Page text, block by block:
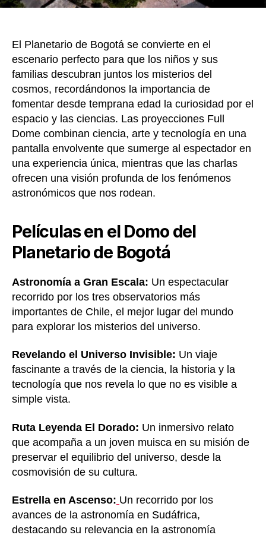
El Planetario de Bogotá se convierte en el
escenario perfecto para que los niños y sus
familias descubran juntos los misterios del
cosmos, recordándonos la importancia de
fomentar desde temprana edad la curiosidad por el
espacio y las ciencias. Las proyecciones Full
Dome combinan ciencia, arte y tecnología en una
pantalla envolvente que sumerge al espectador en
una experiencia única, mientras que las charlas
ofrecen una visión profunda de los fenómenos
astronómicos que nos rodean.
Películas en el Domo del
Planetario de Bogotá
Astronomía a Gran Escala: Un espectacular
recorrido por los tres observatorios más
importantes de Chile, el mejor lugar del mundo
para explorar los misterios del universo.
Revelando el Universo Invisible: Un viaje
fascinante a través de la ciencia, la historia y la
tecnología que nos revela lo que no es visible a
simple vista.
Ruta Leyenda El Dorado: Un inmersivo relato
que acompaña a un joven muisca en su misión de
preservar el equilibrio del universo, desde la
cosmovisión de su cultura.
Estrella en Ascenso: Un recorrido por los
avances de la astronomía en Sudáfrica,
destacando su relevancia en la astronomía